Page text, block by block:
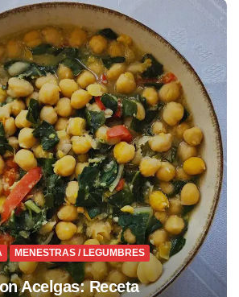
MENESTRAS / LEGUMBRES
Acelgas: Receta